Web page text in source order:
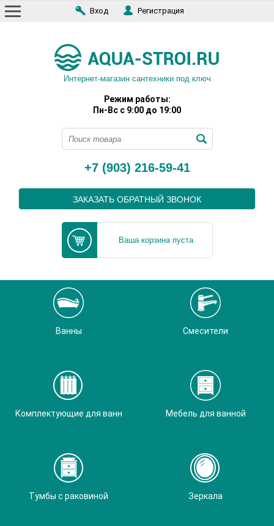
Вход Регистрация
Интернет-магазин сантехники под ключ
Режим работы:
Пн-Вс с 9:00 до 19:00
+7 (903) 216-59-41
ЗАКАЗАТЬ ОБРАТНЫЙ ЗВОНОК
Ваша корзина пуста
Ванны Смесители
Комплектующие для ванн Мебель для ванной
Тумбы с раковиной Зеркала